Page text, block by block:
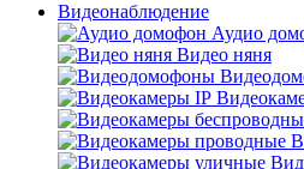
Видеонаблюдение
Аудио
Видео няня